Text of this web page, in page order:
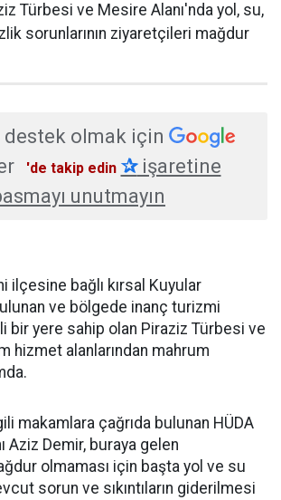
Türbesi ve Mesire Alanı'nda yol, su,
sorunlarının ziyaretçileri mağdur
destek olmak için
'de takip edin ✰işaretine
unutmayın
ilçesine bağlı kırsal Kuyular
ve bölgede inanç turizmi
bir yere sahip olan Piraziz Türbesi ve
hizmet alanlarından mahrum
makamlara çağrıda bulunan HÜDA
Aziz Demir, buraya gelen
olmaması için başta yol ve su
sorun ve sıkıntıların giderilmesi